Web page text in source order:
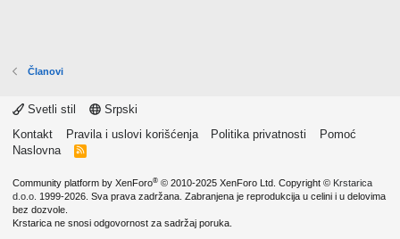
Članovi
Svetli stil
Srpski
Kontakt
Pravila i uslovi korišćenja Politika privatnosti
Pomoć
Naslovna
R
Community platform by XenForo® © 2010-2025 XenForo Ltd. Copyright © Krstarica
d.o.o. 1999-2026. Sva prava zadržana. Zabranjena je reprodukcija u celini i u delovima
bez dozvole.
Krstarica ne snosi odgovornost za sadržaj poruka.